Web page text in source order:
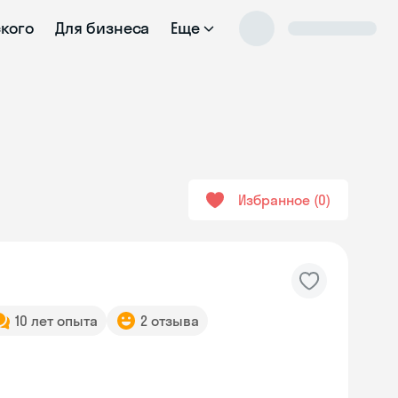
Для бизнеса Еще
Избранное 0
10 лет опыта 2 отзыва